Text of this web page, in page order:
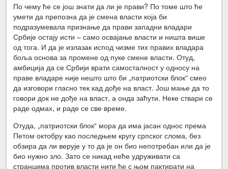
По чему ће се још знати да ли је прави? По томе што ће
умети да препозна да је смена власти која би
подразумевала признање да прави западни владари
Србије остају исти – само освајање власти и ништа више
од тога. И да је излазак испод чизме тих правих владара
боља основа за промене од пуке смене власти. Отуд,
амбиција да се Србији врати самосталност у односу на
праве владаре није нешто што би „патриотски блок“ смео
да изговори гласно тек кад дође на власт. Још мање да то
говори док не дође на власт, а онда заћути. Неке ствари се
раде одмах, и раде се све време.
Отуда, „патриотски блок“ мора да има јасан однос према
Петом октобру као последњем кругу српског слома, без
обзира да ли верује у то да је он био непотребан или да је
био нужно зло. Зато се никад неће удруживати са
странцима против власти нити ће с њом пактирати на